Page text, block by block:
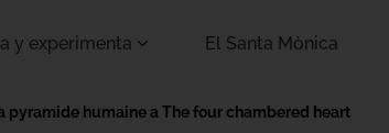
y experimenta El Santa Mònica
pyramide humaine a The four chambered heart